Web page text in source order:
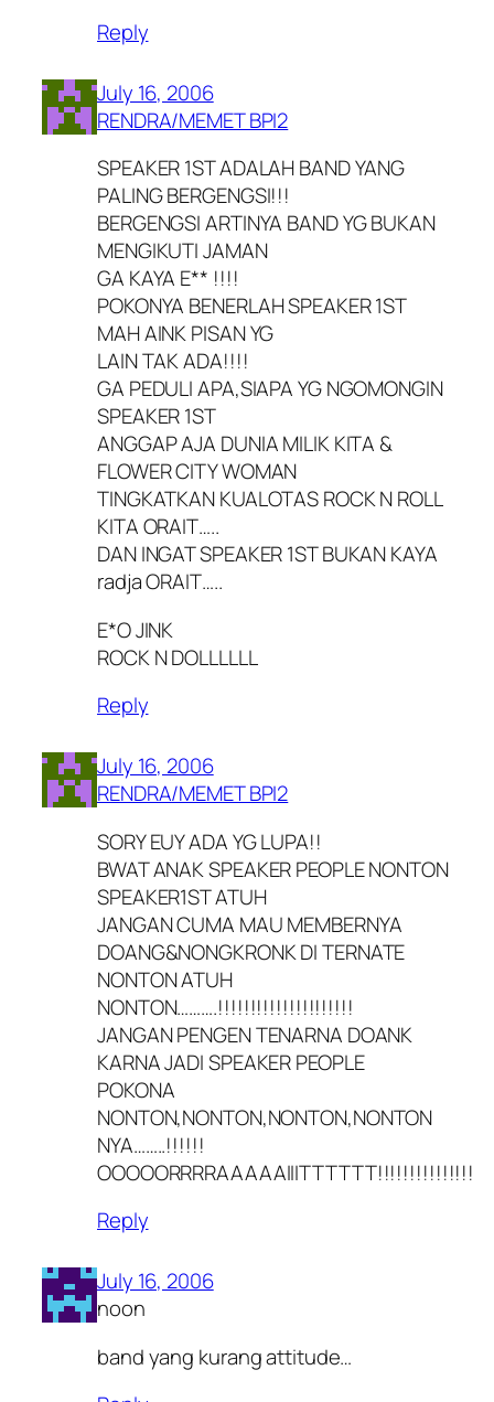
Reply
July 16, 2006
RENDRA/MEMET BPI2
SPEAKER 1ST ADALAH BAND YANG
PALING BERGENGSI!!!
BERGENGSI ARTINYA BAND YG BUKAN
MENGIKUTI JAMAN
GA KAYA E** !!!!
POKONYA BENERLAH SPEAKER 1ST
MAH AINK PISAN YG
LAIN TAK ADA!!!!
GA PEDULI APA,SIAPA YG NGOMONGIN
SPEAKER 1ST
ANGGAP AJA DUNIA MILIK KITA &
FLOWER CITY WOMAN
TINGKATKAN KUALOTAS ROCK N ROLL
KITA ORAIT…..
DAN INGAT SPEAKER 1ST BUKAN KAYA
radja ORAIT…..
E*O JINK
ROCK N DOLLLLLL
Reply
July 16, 2006
RENDRA/MEMET BPI2
SORY EUY ADA YG LUPA!!
BWAT ANAK SPEAKER PEOPLE NONTON
SPEAKER1ST ATUH
JANGAN CUMA MAU MEMBERNYA
DOANG&NONGKRONK DI TERNATE
NONTON ATUH
NONTON……….!!!!!!!!!!!!!!!!!!!!!
JANGAN PENGEN TENARNA DOANK
KARNA JADI SPEAKER PEOPLE
POKONA
NONTON,NONTON,NONTON,NONTON
NYA……..!!!!!!
OOOOORRRRAAAAAIIITTTTTT!!!!!!!!!!!!!!!
Reply
July 16, 2006
noon
band yang kurang attitude…